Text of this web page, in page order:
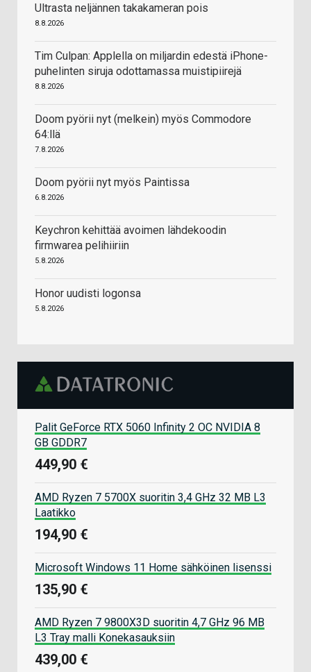
Ultrasta neljännen takakameran pois
8.8.2026
Tim Culpan: Applella on miljardin edestä iPhone-
puhelinten siruja odottamassa muistipiirejä
8.8.2026
Doom pyörii nyt (melkein) myös Commodore
64:llä
7.8.2026
Doom pyörii nyt myös Paintissa
6.8.2026
Keychron kehittää avoimen lähdekoodin
firmwarea pelihiiriin
5.8.2026
Honor uudisti logonsa
5.8.2026
Palit GeForce RTX 5060 Infinity 2 OC NVIDIA 8
GB GDDR7
449,90 €
AMD Ryzen 7 5700X suoritin 3,4 GHz 32 MB L3
Laatikko
194,90 €
Microsoft Windows 11 Home sähköinen lisenssi
135,90 €
AMD Ryzen 7 9800X3D suoritin 4,7 GHz 96 MB
L3 Tray malli Konekasauksiin
439,00 €